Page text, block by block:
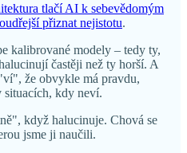
tlačí AI k sebevědomým
přiznat nejistotu.
kalibrované modely – tedy ty,
častěji než ty horší. A
že obvykle má pravdu,
situacích, kdy neví.
když halucinuje. Chová se
jsme ji naučili.